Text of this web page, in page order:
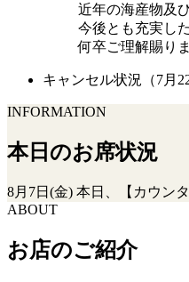
近年の海産物及
今後とも充実し
何卒ご理解賜り
キャンセル状況（7月
INFORMATION
本日のお席状況
8月7日(金) 本日、【カウン
ABOUT
お店のご紹介